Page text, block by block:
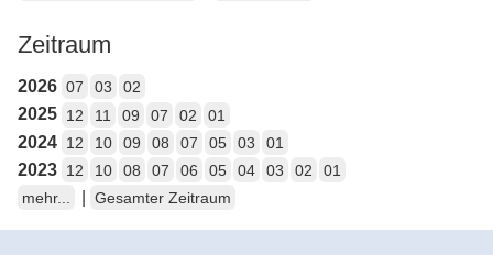
Zeitraum
2026 07 03 02
2025 12 11 09 07 02 01
2024 12 10 09 08 07 05 03 01
2023 12 10 08 07 06 05 04 03 02
01
mehr...
Gesamter Zeitraum